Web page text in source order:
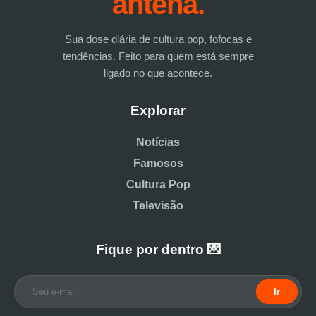
Sua dose diária de cultura pop, fofocas e
tendências. Feito para quem está sempre
ligado no que acontece.
Explorar
Notícias
Famosos
Cultura Pop
Televisão
Fique por dentro 💌
Ir